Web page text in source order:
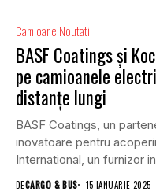
Camioane Noutati
BASF Coatings și
pe camioanele
distanțe lungi
BASF Coatings, un
inovatoare pentru
International, un furnizor
sediul în...
DECARGO & BUS 15 IANUARIE 2025